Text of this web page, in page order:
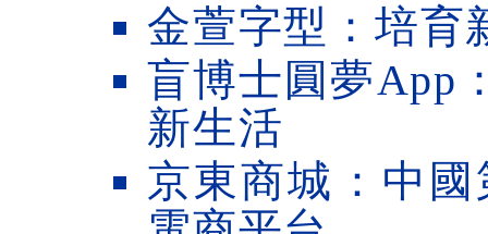
金萱字型：培育
盲博士圓夢App
新生活
京東商城：中